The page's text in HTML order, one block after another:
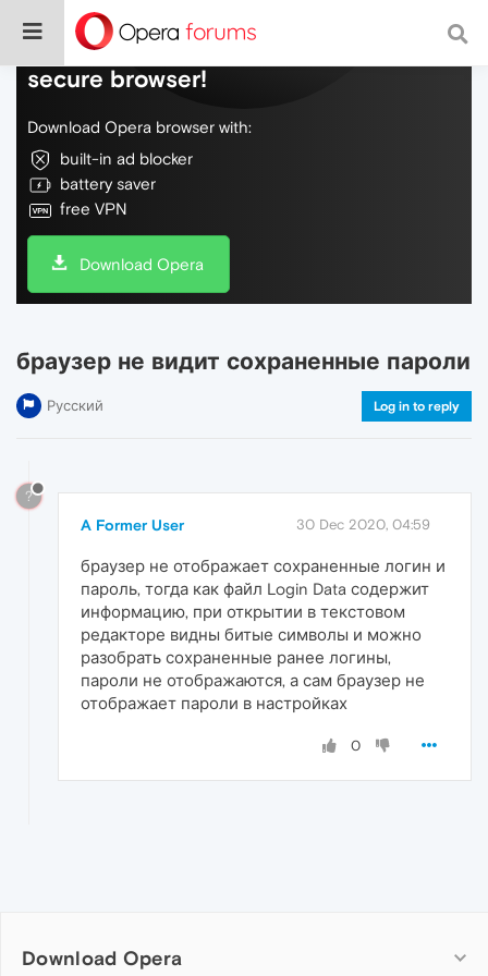
Do more on the web, with a fast and
secure browser!
Download Opera browser with:
built-in ad blocker
battery saver
free VPN
Download Opera
браузер не видит сохраненные пароли
Русский Log in to reply
?
A Former User 30 Dec 2020, 04:59
браузер не отображает сохраненные логин и
пароль, тогда как файл Login Data содержит
информацию, при открытии в текстовом
редакторе видны битые символы и можно
разобрать сохраненные ранее логины,
пароли не отображаются, а сам браузер не
отображает пароли в настройках
0
Download Opera